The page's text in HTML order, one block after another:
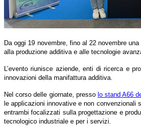
Da oggi 19 novembre, fino al 22 novembre
alla produzione additiva e alle tecnologie
L’evento riunisce aziende, enti di ricerca e
innovazioni della manifattura additiva.
Nel corso delle giornate, presso lo stand A66
le applicazioni innovative e non convenzionali
entrambi focalizzati sulla progettazione e
tecnologico industriale e per i servizi.